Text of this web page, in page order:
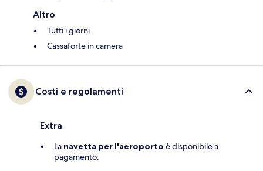
Altro
Tutti i giorni
Cassaforte in camera
Costi e regolamenti
Extra
La navetta per l'aeroporto è disponibile a
pagamento.